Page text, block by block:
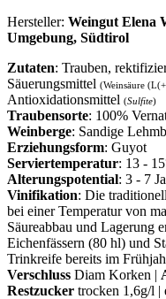
Hersteller: Weingut Elena
Umgebung, Südtirol
Zutaten: Trauben,
Säuerungsmittel (Weinsäure
Antioxidationsmittel (Sulfite)
Traubensorte: 100%
Weinberge: Sandige
Erziehungsform: Guyot
Serviertemperatur: 13 -
Alterungspotential: 3 - 7
Vinifikation: Die
bei einer Temperatur von
Säureabbau und Lagerung
Eichenfässern (80 hl) und
Trinkreife bereits im
Verschluss Diam Korken |
Restzucker trocken 1,6g/l |